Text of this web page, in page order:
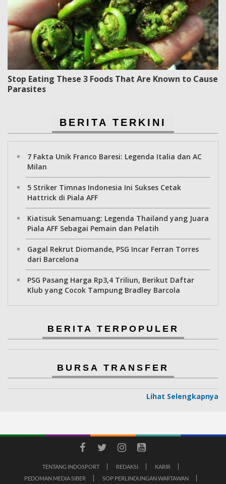
Stop Eating These 3 Foods That Are Known to Cause
Parasites
BERITA TERKINI
7 Fakta Unik Franco Baresi: Legenda Italia dan AC
Milan
5 Striker Timnas Indonesia Ini Sukses Cetak
Hattrick di Piala AFF
Kiatisuk Senamuang: Legenda Thailand yang Juara
Piala AFF Sebagai Pemain dan Pelatih
Gagal Rekrut Diomande, PSG Incar Ferran Torres
dari Barcelona
PSG Pasang Harga Rp3,4 Triliun, Berikut Daftar
Klub yang Cocok Tampung Bradley Barcola
BERITA TERPOPULER
BURSA TRANSFER
Lihat Selengkapnya
TENTANG INDOSPORT REDAKSI
KARIR
PEDOMAN MEDIA SIBER
SOP PERLINDUNGAN WARTAWAN